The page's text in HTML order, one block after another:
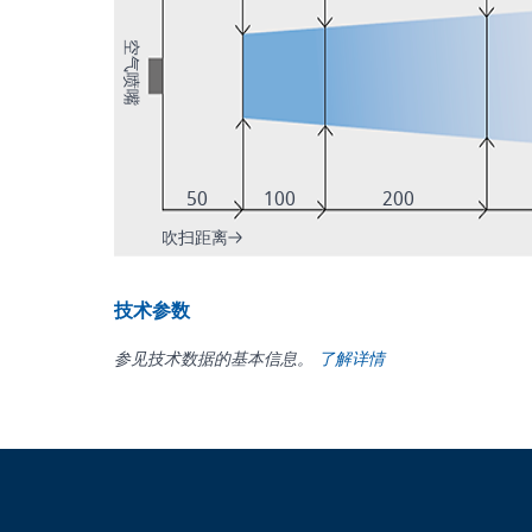
空气喷嘴
吹扫距离
50 100 200
技术参数
参见技术数据的基本信息。 了解详情